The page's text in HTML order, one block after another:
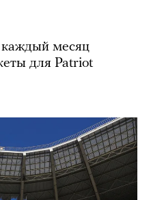
месяц
для Patriot